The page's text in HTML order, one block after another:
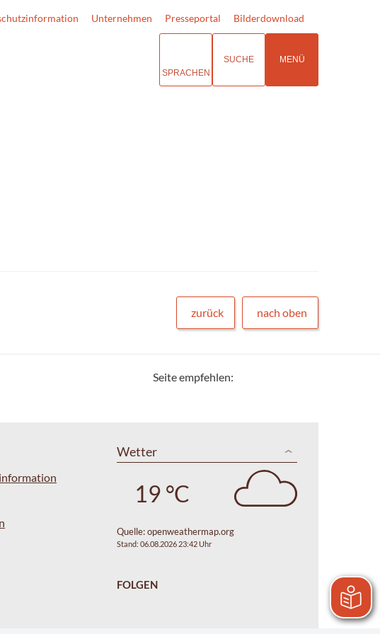
Unternehmen Presseportal Bilderdownload
SPRACHEN
SUCHE MENÜ
zurück nach oben
Seite empfehlen:
Wetter
19 °C
Quelle:openweathermap.org
Stand: 06.08.2026 23:42 Uhr
FOLGEN